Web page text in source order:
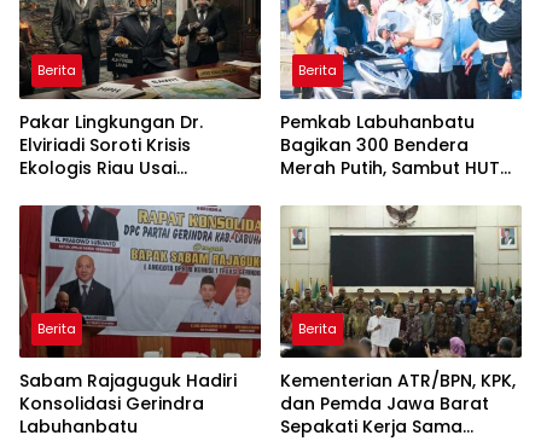
Berita
Pakar Lingkungan Dr.
Elviriadi Soroti Krisis
Ekologis Riau Usai
Monyet, Harimau, dan
Beruang Terhadap Warga
Berita
Pemkab Labuhanbatu
Bagikan 300 Bendera
Merah Putih, Sambut HUT
Berita
Sabam Rajaguguk Hadiri
Konsolidasi Gerindra
Labuhanbatu
Berita
Kementerian ATR/BPN, KPK,
dan Pemda Jawa Barat
Sepakati Kerja Sama